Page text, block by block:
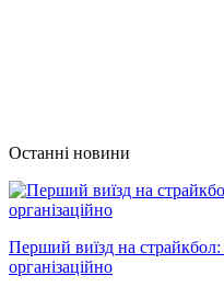
Останні новини
Перший виїзд на страйкбол:
організаційно